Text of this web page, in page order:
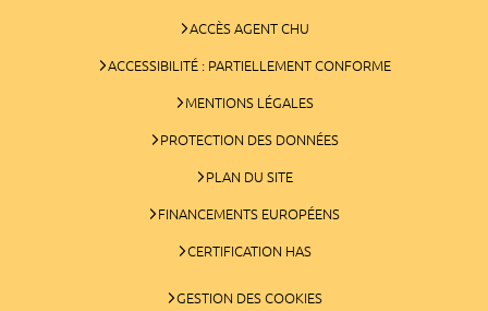
ACCÈS AGENT CHU
ACCESSIBILITÉ : PARTIELLEMENT CONFORME
MENTIONS LÉGALES
PROTECTION DES DONNÉES
PLAN DU SITE
FINANCEMENTS EUROPÉENS
CERTIFICATION HAS
GESTION DES COOKIES